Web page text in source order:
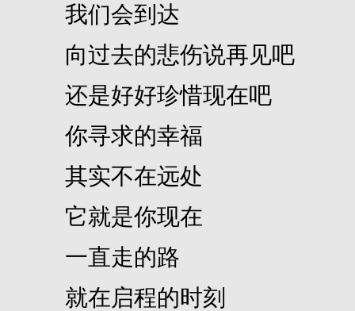
我们会到达
向过去的悲伤说再见吧
还是好好珍惜现在吧
你寻求的幸福
其实不在远处
它就是你现在
一直走的路
就在启程的时刻